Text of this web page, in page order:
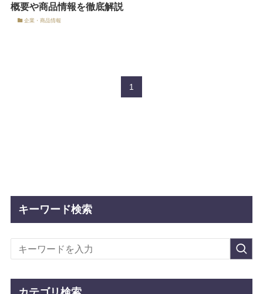
概要や商品情報を徹底解説
企業・商品情報
1
キーワード検索